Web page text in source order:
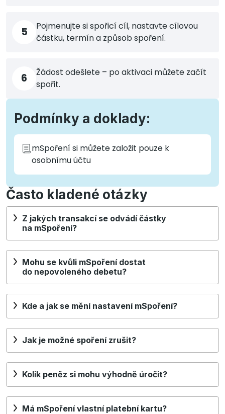
5
Pojmenujte si spořicí cíl, nastavte cílovou
částku, termín a způsob spoření.
6
Žádost odešlete – po aktivaci můžete začít
spořit.
Podmínky a doklady:
mSpoření si můžete založit pouze k
osobnímu účtu
Často kladené otázky
Z jakých transakcí se odvádí částky
na mSpoření?
Mohu se kvůli mSpoření dostat
do nepovoleného debetu?
Kde a jak se mění nastavení mSpoření?
Jak je možné spoření zrušit?
Kolik peněz si mohu výhodně úročit?
Má mSpoření vlastní platební kartu?